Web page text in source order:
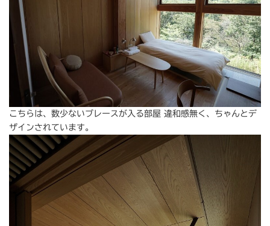
こちらは、数少ないブレースが入る部屋 違和感無く、ちゃんとデ
ザインされています。